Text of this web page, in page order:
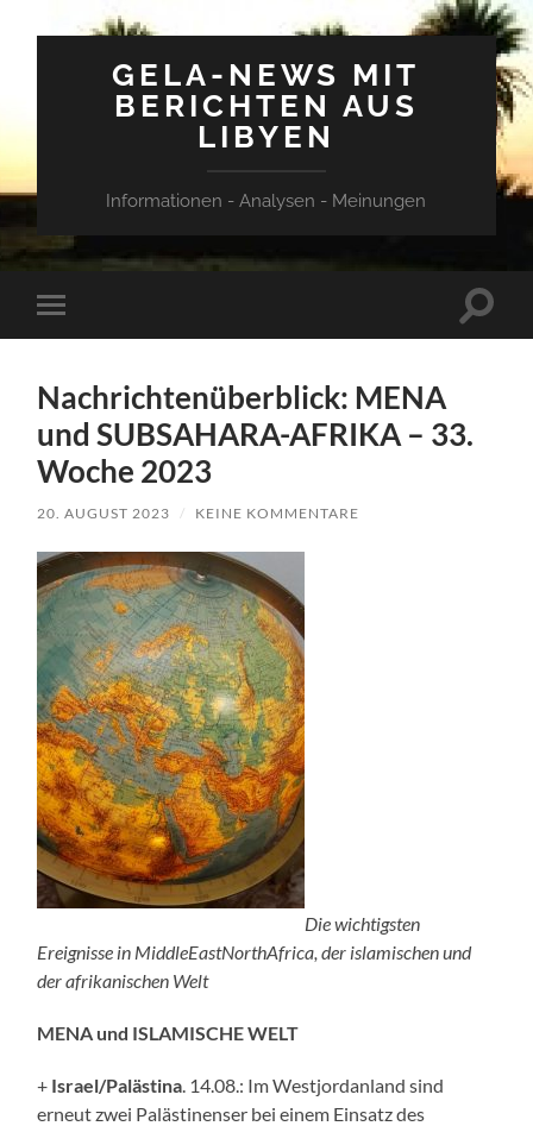
GELA-NEWS MIT
BERICHTEN AUS
LIBYEN
Informationen - Analysen - Meinungen
Mobile-
Menü
Nachrichtenüberblick: MENA
und SUBSAHARA-AFRIKA – 33.
Woche 2023
20. AUGUST 2023 / KEINE KOMMENTARE
Die wichtigsten
Ereignisse in MiddleEastNorthAfrica, der islamischen und
der afrikanischen Welt
MENA und ISLAMISCHE WELT
+ Israel/Palästina . 14.08.: Im Westjordanland sind
erneut zwei Palästinenser bei einem Einsatz des